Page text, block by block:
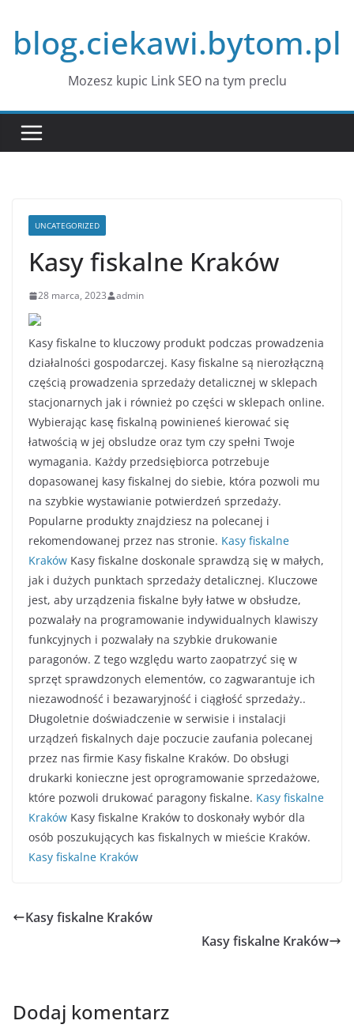
treściblog.ciekawi.bytom.pl
Mozesz kupic Link SEO na tym preclu
UNCATEGORIZED
Kasy fiskalne Kraków
28 marca, 2023 admin
Kasy fiskalne to kluczowy produkt podczas prowadzenia
działalności gospodarczej. Kasy fiskalne są nierozłączną
częścią prowadzenia sprzedaży detalicznej w sklepach
stacjonarnych jak i również po części w sklepach online.
Wybierając kasę fiskalną powinieneś kierować się
łatwością w jej obsludze oraz tym czy spełni Twoje
wymagania. Każdy przedsiębiorca potrzebuje
dopasowanej kasy fiskalnej do siebie, która pozwoli mu
na szybkie wystawianie potwierdzeń sprzedaży.
Popularne produkty znajdziesz na polecanej i
rekomendowanej przez nas stronie. Kasy fiskalne
Kraków Kasy fiskalne doskonale sprawdzą się w małych,
jak i dużych punktach sprzedaży detalicznej. Kluczowe
jest, aby urządzenia fiskalne były łatwe w obsłudze,
pozwalały na programowanie indywidualnych klawiszy
funkcyjnych i pozwalały na szybkie drukowanie
paragonów. Z tego względu warto zaopatrzyć się w
sprzęt sprawdzonych elementów, co zagwarantuje ich
niezawodność i bezawaryjność i ciągłość sprzedaży..
Długoletnie doświadczenie w serwisie i instalacji
urządzeń fiskalnych daje poczucie zaufania polecanej
przez nas firmie Kasy fiskalne Kraków. Do obsługi
drukarki konieczne jest oprogramowanie sprzedażowe,
które pozwoli drukować paragony fiskalne. Kasy fiskalne
Kraków Kasy fiskalne Kraków to doskonały wybór dla
osób poszukujących kas fiskalnych w mieście Kraków.
Kasy fiskalne Kraków
Kasy fiskalne Kraków
Kasy fiskalne Kraków
Dodaj komentarz